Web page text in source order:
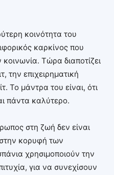
κοινότητα του
καρκίνος που
κοινωνία. Τώρα διαποτίζει
την επιχειρηματική
Το μάντρα του είναι, ότι
πάντα καλύτερο.
στη ζωή δεν είναι
κορυφή των
χρησιμοποιούν την
για να συνεχίσουν